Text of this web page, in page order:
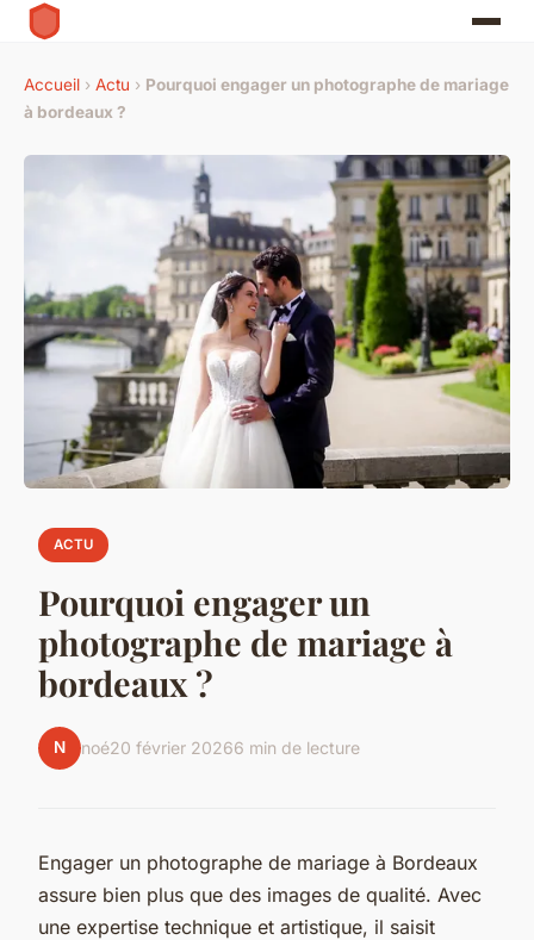
Accueil › Actu › Pourquoi engager un photographe de mariage
à bordeaux ?
ACTU
Pourquoi engager un
photographe de mariage à
bordeaux ?
N noé20 février 20266 min de lecture
Engager un photographe de mariage à Bordeaux
assure bien plus que des images de qualité. Avec
une expertise technique et artistique, il saisit